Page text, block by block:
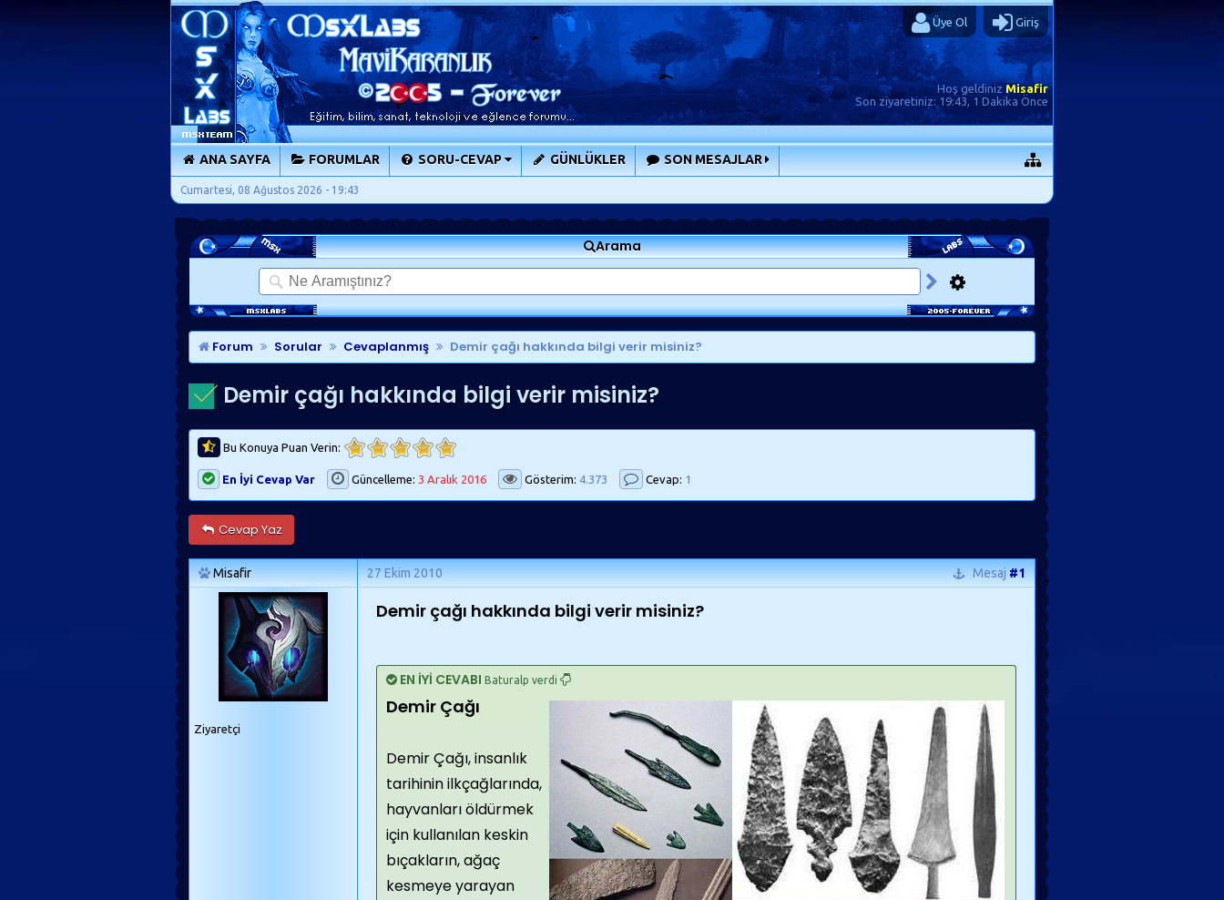
Üye Ol Giriş
Hoş geldiniz Misafir
Son ziyaretiniz:19:43, 1 Dakika Önce
ANA SAYFA FORUMLAR SORU-CEVAP GÜNLÜKLER SON MESAJLAR
Cumartesi, 08 Ağustos 2026 - 19:43
Arama
Forum Sorular Cevaplanmış Demir çağı hakkında bilgi verir misiniz?
Demir çağı hakkında bilgi verir misiniz?
Bu Konuya Puan Verin:
En İyi Cevap Var Güncelleme: 3 Aralık 2016 Gösterim: 4.373 Cevap: 1
Cevap Yaz
Misafir 27 Ekim 2010 Mesaj#1
Ziyaretçi
Demir çağı hakkında bilgi verir misiniz?
EN İYİ CEVABI Baturalp verdi
Demir Çağı
Demir Çağı, insanlık
tarihinin ilkçağların­da,
hayvanları öldürmek
için kullanılan kes­kin
bıçakların, ağaç
kesmeye yarayan